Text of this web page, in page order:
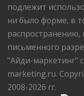
подлежит
ни было форме, в
распространению,
письменного
"Айди-маркетинг"
marketing.ru.
2008-2026 гг.